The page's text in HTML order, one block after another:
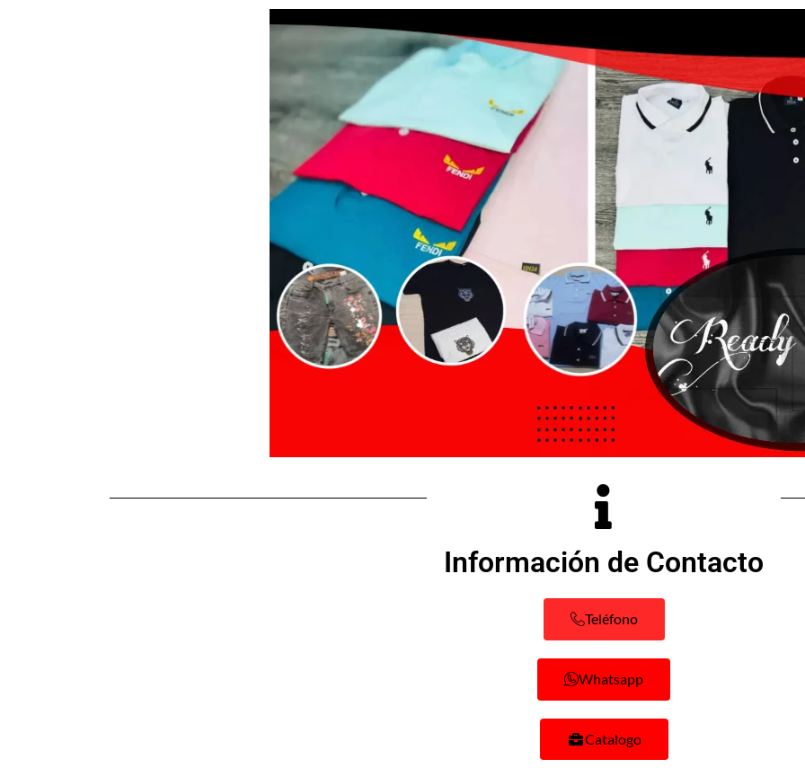
Información de Contacto
Teléfono
Whatsapp
Catalogo